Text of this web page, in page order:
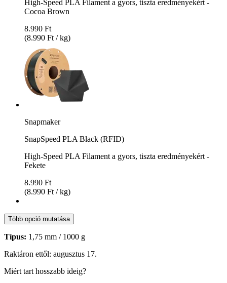
High-Speed PLA Filament a gyors, tiszta eredményekért -
Cocoa Brown
8.990 Ft
(8.990 Ft / kg)
Snapmaker
SnapSpeed PLA Black (RFID)
High-Speed PLA Filament a gyors, tiszta eredményekért -
Fekete
8.990 Ft
(8.990 Ft / kg)
Több opció mutatása
Típus: 1,75 mm / 1000 g
Raktáron ettől: augusztus 17.
Miért tart hosszabb ideig?